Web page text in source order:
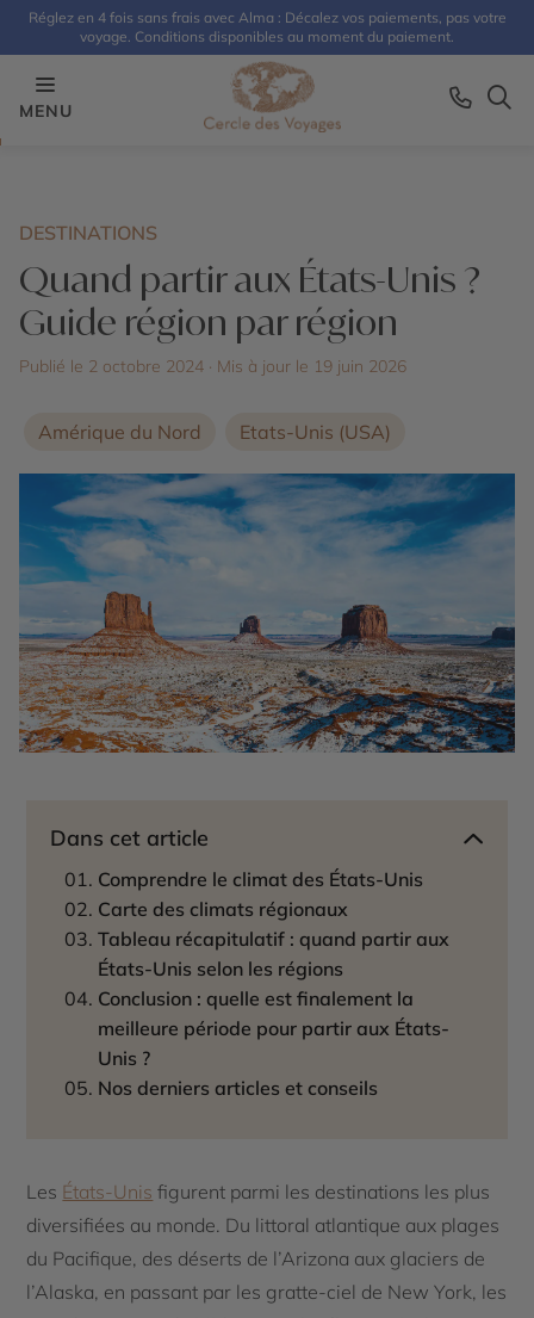
Réglez en 4 fois sans frais avec Alma : Décalez vos paiements, pas votre
voyage. Conditions disponibles au moment du paiement.
MENU
DESTINATIONS
Quand partir aux États-Unis ?
Guide région par région
Publié le 2 octobre 2024 · Mis à jour le 19 juin 2026
Amérique du Nord Etats-Unis (USA)
Dans cet article
Comprendre le climat des États-Unis
Carte des climats régionaux
Tableau récapitulatif : quand partir aux
États-Unis selon les régions
Conclusion : quelle est finalement la
meilleure période pour partir aux États-
Unis ?
Nos derniers articles et conseils
Les États-Unis figurent parmi les destinations les plus
diversifiées au monde. Du littoral atlantique aux plages
du Pacifique, des déserts de l’Arizona aux glaciers de
l’Alaska, en passant par les gratte-ciel de New York, les